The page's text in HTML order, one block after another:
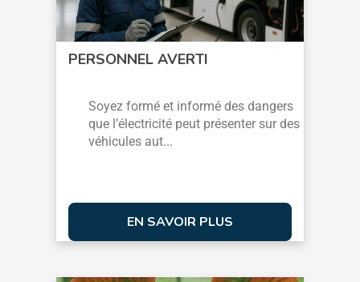
PERSONNEL AVERTI
Soyez formé et informé des dangers
que l’électricité peut présenter sur des
véhicules aut...
EN SAVOIR PLUS